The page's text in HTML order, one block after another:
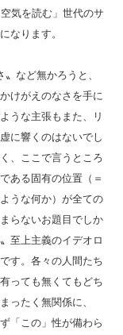
気を読む」世代のサ
なります。
など無かろうと、
けがえのなさを手に
うな主張もまた、リ
に響くのはないでし
、ここで言うところ
ある固有の位置（＝
うな何か）が全ての
らないお題目でしか
至上主義のイデオロ
す。各々の人間たち
っても無くてもどち
ったく無関係に、
「この」性が備わら